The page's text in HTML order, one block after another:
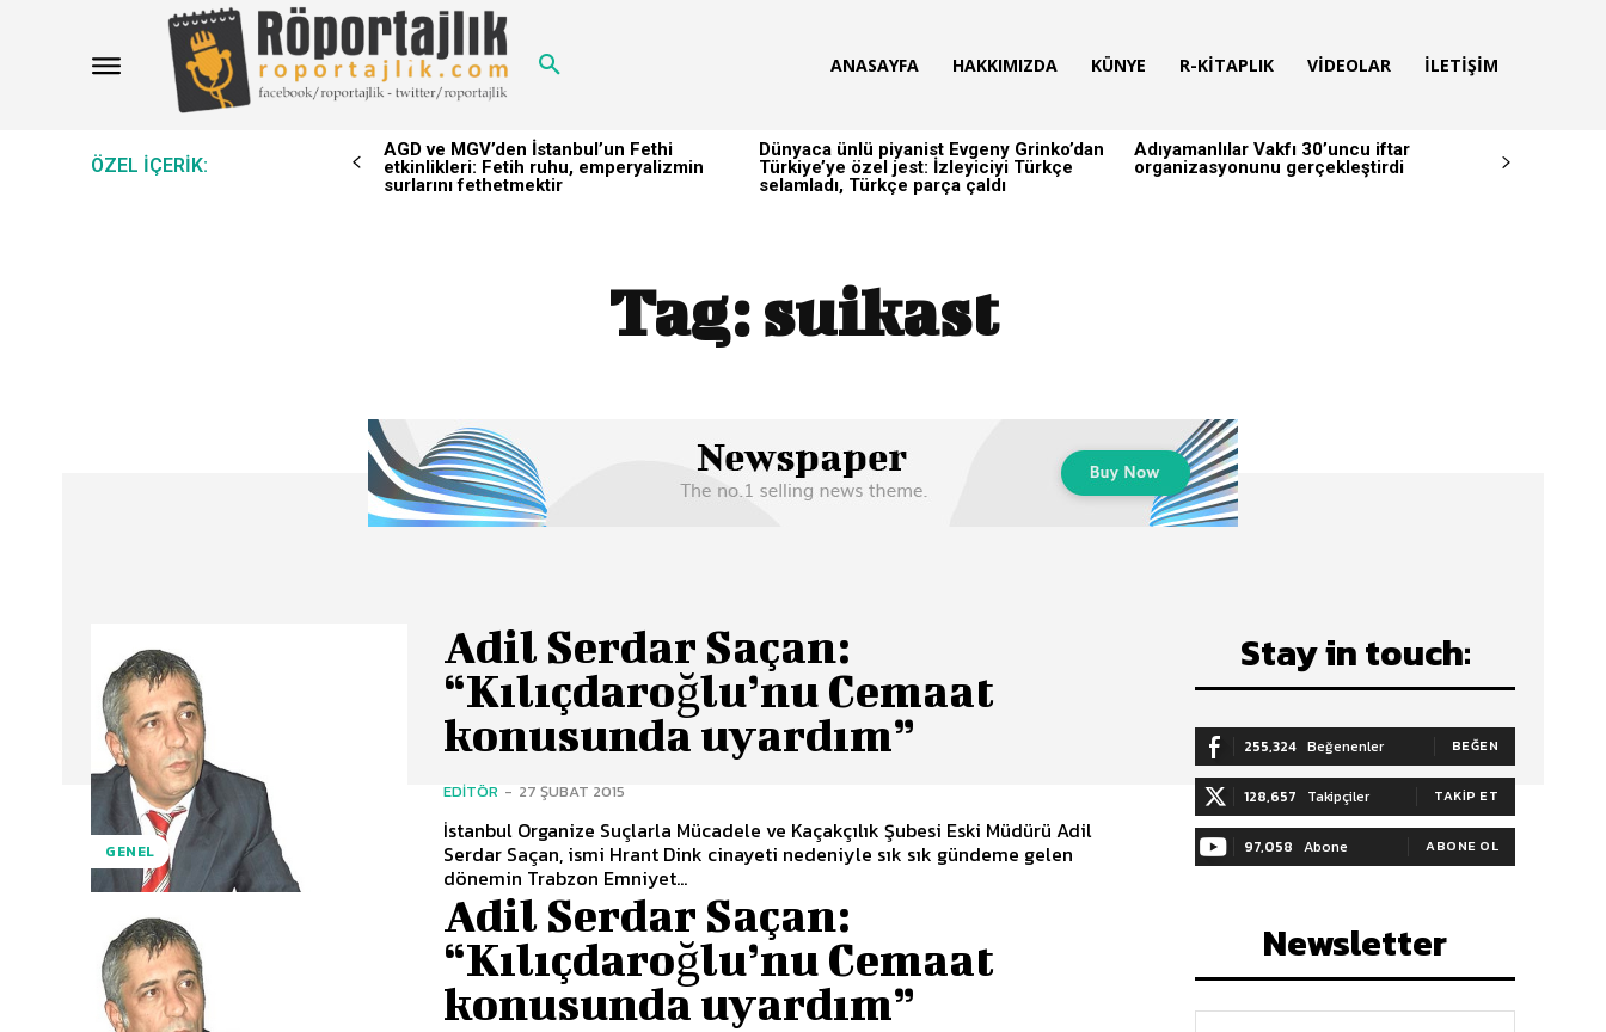
ANASAYFA HAKKIMIZDA KÜNYE R-KITAPLIK VIDEOLAR İLETIŞIM
ÖZEL IÇERIK:
AGD ve MGV’den İstanbul’un Fethi
etkinlikleri: Fetih ruhu, emperyalizmin
surlarını fethetmektir
Dünyaca ünlü piyanist Evgeny Grinko’dan
Türkiye’ye özel jest: İzleyiciyi Türkçe
selamladı, Türkçe parça çaldı
Adıyamanlılar Vakfı 30’uncu iftar
organizasyonunu gerçekleştirdi
Tag:suikast
GENEL
Adil Serdar Saçan:
“Kılıçdaroğlu’nu Cemaat
konusunda uyardım”
EDITÖR - 27 ŞUBAT 2015
İstanbul Organize Suçlarla Mücadele ve Kaçakçılık Şubesi Eski Müdürü Adil
Serdar Saçan, ismi Hrant Dink cinayeti nedeniyle sık sık gündeme gelen
dönemin Trabzon Emniyet...
Adil Serdar Saçan:
“Kılıçdaroğlu’nu Cemaat
konusunda uyardım”
Stay in touch:
255,324 Beğenenler BEĞEN
128,657 Takipçiler TAKIP ET
97,058 Abone ABONE OL
Newsletter